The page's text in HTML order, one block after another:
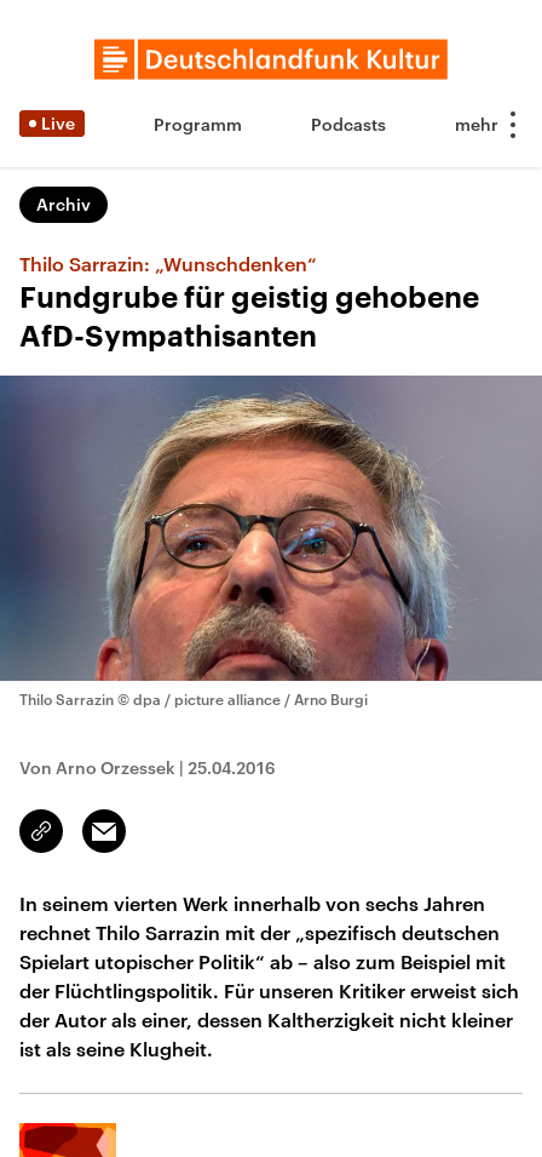
Live Programm Podcasts
Archiv
Thilo Sarrazin: „Wunschdenken“
Fundgrube für geistig gehobene
AfD-Sympathisanten
Thilo Sarrazin © dpa / picture alliance / Arno Burgi
Von Arno Orzessek | 25.04.2016
Link
kopieren/teilen
Email
In seinem vierten Werk innerhalb von sechs Jahren
rechnet Thilo Sarrazin mit der „spezifisch deutschen
Spiel­art utopi­scher Politik“ ab – also zum Beispiel mit
der Flücht­lingspoli­tik. Für unseren Kritiker erweist sich
der Autor als einer, dessen Kaltherzigkeit nicht kleiner
ist als sei­ne Klug­heit.